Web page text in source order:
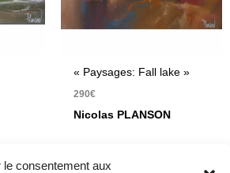
le consentement aux
« Paysages: Fall lake »
290€
Nicolas PLANSON